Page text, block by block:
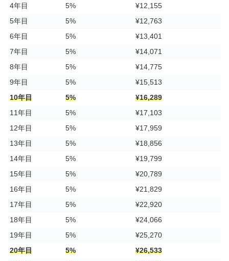
4年目
5%
¥12,155
5年目
5%
¥12,763
6年目
5%
¥13,401
7年目
5%
¥14,071
8年目
5%
¥14,775
9年目
5%
¥15,513
10年目
5%
¥16,289
11年目
5%
¥17,103
12年目
5%
¥17,959
13年目
5%
¥18,856
14年目
5%
¥19,799
15年目
5%
¥20,789
16年目
5%
¥21,829
17年目
5%
¥22,920
18年目
5%
¥24,066
19年目
5%
¥25,270
20年目
5%
¥26,533